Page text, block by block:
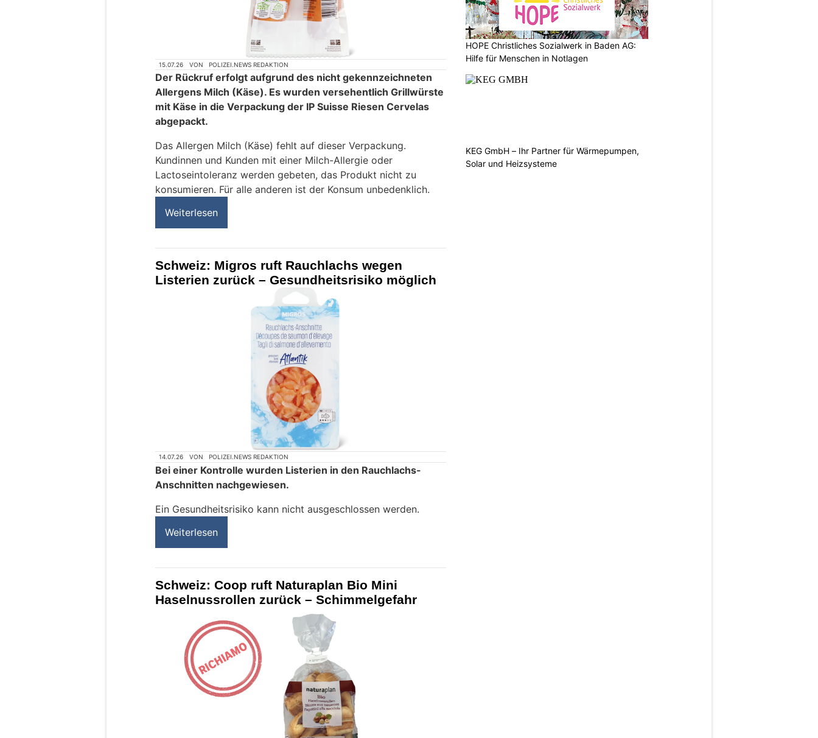
15.07.26 VON POLIZEI.NEWS REDAKTION
Der Rückruf erfolgt aufgrund des nicht gekennzeichneten
Allergens Milch (Käse). Es wurden versehentlich Grillwürste
mit Käse in die Verpackung der IP Suisse Riesen Cervelas
abgepackt.
Das Allergen Milch (Käse) fehlt auf dieser Verpackung.
Kundinnen und Kunden mit einer Milch-Allergie oder
Lactoseintoleranz werden gebeten, das Produkt nicht zu
konsumieren. Für alle anderen ist der Konsum unbedenklich.
Weiterlesen
Schweiz: Migros ruft Rauchlachs wegen
Listerien zurück – Gesundheitsrisiko möglich
14.07.26 VON POLIZEI.NEWS REDAKTION
Bei einer Kontrolle wurden Listerien in den Rauchlachs-
Anschnitten nachgewiesen.
Ein Gesundheitsrisiko kann nicht ausgeschlossen werden.
Weiterlesen
Schweiz: Coop ruft Naturaplan Bio Mini
Haselnussrollen zurück – Schimmelgefahr
HOPE Christliches Sozialwerk in Baden AG:
Hilfe für Menschen in Notlagen
KEG GmbH – Ihr Partner für Wärmepumpen,
Solar und Heizsysteme